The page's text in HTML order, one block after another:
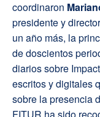
coordinaron
presidente y
un año más, la
de doscientos
diarios sobre
escritos y digitales
sobre la presencia